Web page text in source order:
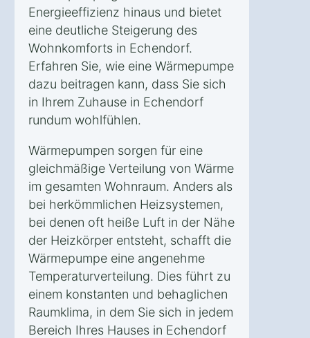
Energieeffizienz hinaus und bietet
eine deutliche Steigerung des
Wohnkomforts in Echendorf.
Erfahren Sie, wie eine Wärmepumpe
dazu beitragen kann, dass Sie sich
in Ihrem Zuhause in Echendorf
rundum wohlfühlen.
Wärmepumpen sorgen für eine
gleichmäßige Verteilung von Wärme
im gesamten Wohnraum. Anders als
bei herkömmlichen Heizsystemen,
bei denen oft heiße Luft in der Nähe
der Heizkörper entsteht, schafft die
Wärmepumpe eine angenehme
Temperaturverteilung. Dies führt zu
einem konstanten und behaglichen
Raumklima, in dem Sie sich in jedem
Bereich Ihres Hauses in Echendorf